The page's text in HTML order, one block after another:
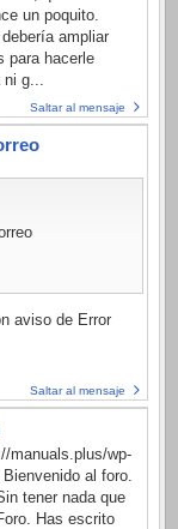
un poquito.
ampliar
para hacerle
ni g...
Saltar al mensaje
aviso de Error
Saltar al mensaje
manuals.plus/wp-
al foro.
tener nada que
Has escrito